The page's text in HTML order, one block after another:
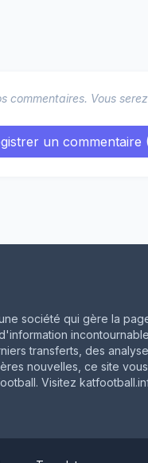
commentaires. Vous
un commentaire
société qui gère la
transferts, des
nouvelles, ce site
Visitez